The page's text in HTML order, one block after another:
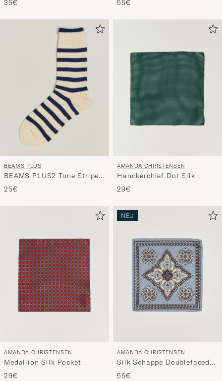
35€ 55€
BEAMS PLUS
BEAMS PLUS2 Tone Stripe
SocksWhite/Navy
25€
AMANDA CHRISTENSEN
Handkerchief Dot Silk
Bottle Green
29€
AMANDA CHRISTENSEN
Medallion Silk Pocket
Square Wine Red
29€
NEU
AMANDA CHRISTENSEN
Silk Schappe Doublefaced
Pocket Square Blue
55€